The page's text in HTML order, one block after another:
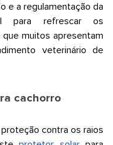
e a regulamentação da
para refrescar os
muitos apresentam
veterinário de
cachorro
contra os raios